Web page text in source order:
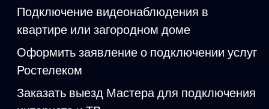
Подключение видеонаблюдения в
квартире или загородном доме
Оформить заявление о подключении услуг
Ростелеком
Заказать выезд Мастера для подключения